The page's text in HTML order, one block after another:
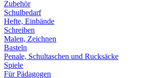
Zubehör
Schulbedarf
Hefte, Einbände
Schreiben
Malen, Zeichnen
Basteln
Penale, Schultaschen und Rucksäcke
Spiele
Für Pädagogen